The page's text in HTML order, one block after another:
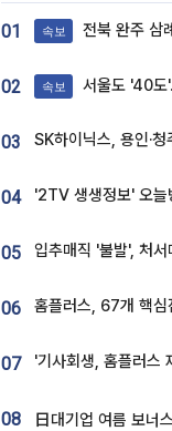
01 속보 전북 완주 삼
02 속보 서울도 '40도'…
03
04
05
06
07 '기사회생, 홈플러스
08